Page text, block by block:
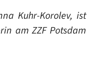
Kuhr-Korolev, ist
am ZZF Potsdam